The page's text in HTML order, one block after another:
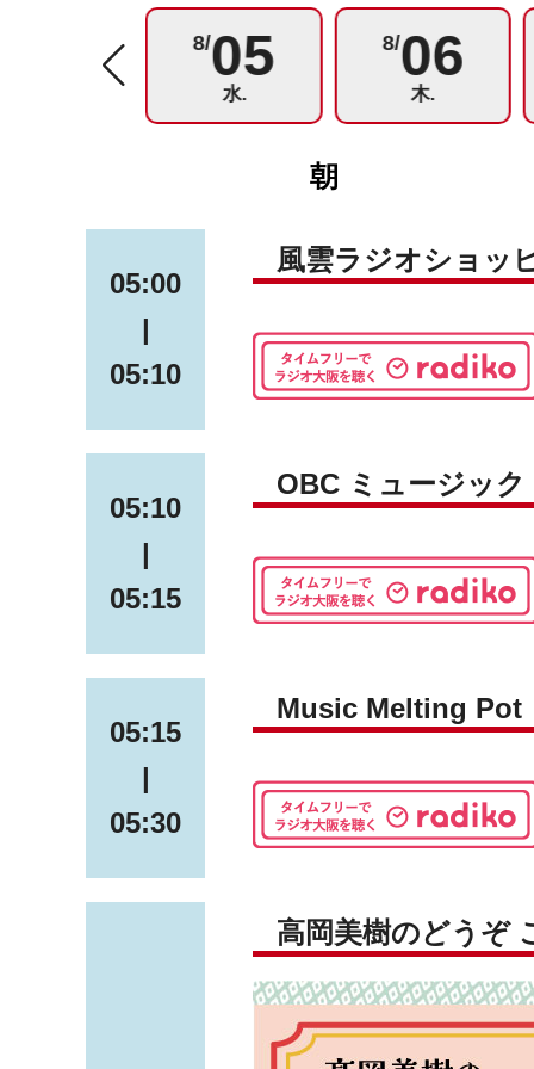
8/05
水.
8/06
木.
朝
05:00
|
05:10
風雲ラジオショッ
05:10
|
05:15
OBC ミュージッ
05:15
|
05:30
Music Melting Pot
高岡美樹のどうぞ